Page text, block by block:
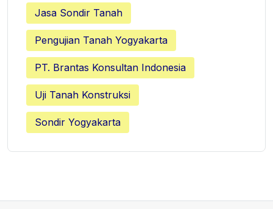
Jasa Sondir Tanah
Pengujian Tanah Yogyakarta
PT. Brantas Konsultan Indonesia
Uji Tanah Konstruksi
Sondir Yogyakarta